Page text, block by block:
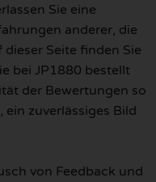
Sie eine
anderer, die
Seite finden Sie
bei JP1880 bestellt
der Bewertungen so
zuverlässiges Bild
von Feedback und